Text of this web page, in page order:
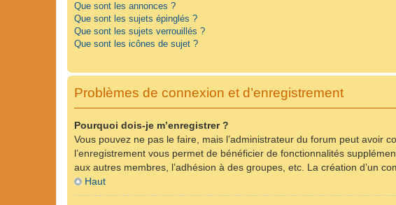
Que sont les annonces ?
Que sont les sujets épinglés ?
Que sont les sujets verrouillés ?
Que sont les icônes de sujet ?
Problèmes de connexion et d’enregistrement
Pourquoi dois-je m’enregistrer ?
Vous pouvez ne pas le faire, mais l’administrateur du forum peut avoir
l’enregistrement vous permet de bénéficier de fonctionnalités
aux autres membres, l’adhésion à des groupes, etc. La création d’un
Haut